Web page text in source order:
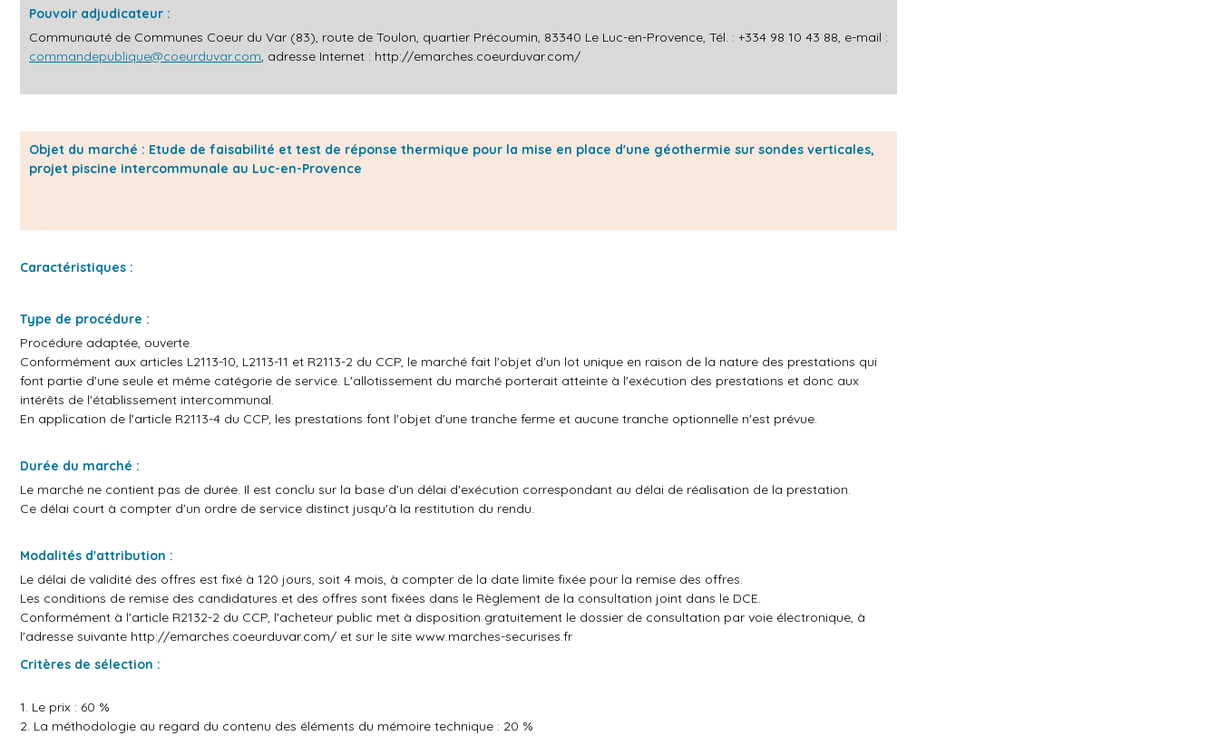
Pouvoir adjudicateur :
Communauté de Communes Coeur du Var (83), route de Toulon, quartier Précoumin, 83340 Le Luc-en-Provence, Tél. : +334 98 10 43 88, e-mail :
commandepublique@coeurduvar.com, adresse Internet : http://emarches.coeurduvar.com/
Objet du marché : Etude de faisabilité et test de réponse thermique pour la mise en place d'une géothermie sur sondes verticales,
projet piscine intercommunale au Luc-en-Provence
Caractéristiques :
Type de procédure :
Procédure adaptée, ouverte.
Conformément aux articles L2113-10, L2113-11 et R2113-2 du CCP, le marché fait l'objet d'un lot unique en raison de la nature des prestations qui
font partie d'une seule et même catégorie de service. L'allotissement du marché porterait atteinte à l'exécution des prestations et donc aux
intérêts de l'établissement intercommunal.
En application de l'article R2113-4 du CCP, les prestations font l'objet d'une tranche ferme et aucune tranche optionnelle n'est prévue.
Durée du marché :
Le marché ne contient pas de durée. Il est conclu sur la base d'un délai d'exécution correspondant au délai de réalisation de la prestation.
Ce délai court à compter d'un ordre de service distinct jusqu'à la restitution du rendu.
Modalités d'attribution :
Le délai de validité des offres est fixé à 120 jours, soit 4 mois, à compter de la date limite fixée pour la remise des offres.
Les conditions de remise des candidatures et des offres sont fixées dans le Règlement de la consultation joint dans le DCE.
Conformément à l'article R2132-2 du CCP, l'acheteur public met à disposition gratuitement le dossier de consultation par voie électronique, à
l'adresse suivante http://emarches.coeurduvar.com/ et sur le site www.marches-securises.fr
Critères de sélection :
1. Le prix : 60 %
2. La méthodologie au regard du contenu des éléments du mémoire technique : 20 %